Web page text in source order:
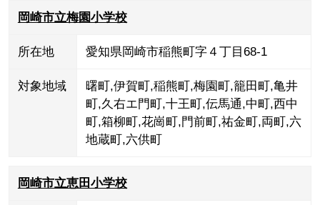
岡崎市立梅園小学校
所在地 愛知県岡崎市稲熊町字４丁目68-1
対象地域 曙町,伊賀町,稲熊町,梅園町,籠田町,亀井
町,久右エ門町,十王町,伝馬通,中町,西中
町,箱柳町,花崗町,門前町,祐金町,両町,六
地蔵町,六供町
岡崎市立恵田小学校